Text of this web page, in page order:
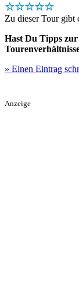
☆☆☆☆☆
Zu dieser Tour gibt
Hast Du Tipps
» Einen Eintrag
Anzeige